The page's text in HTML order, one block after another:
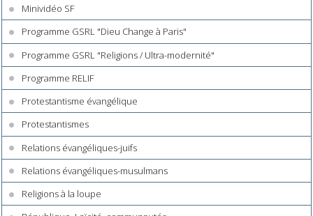
Minividéo SF
Programme GSRL "Dieu Change à Paris"
Programme GSRL "Religions / Ultra-modernité"
Programme RELIF
Protestantisme évangélique
Protestantismes
Relations évangéliques-juifs
Relations évangéliques-musulmans
Religions à la loupe